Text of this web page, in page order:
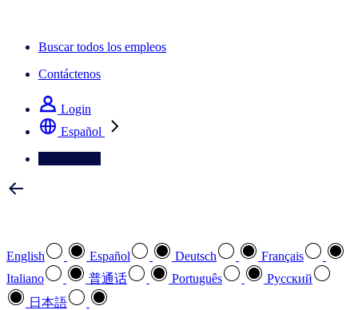
Buscar todos los empleos
Contáctenos
Login
Español
English Español Deutsch
Français
Italiano
普通话 Português
Pусский
日本語